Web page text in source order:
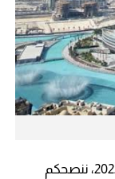
في نهاية مقالنا عن سعر تذكرة برج خليفة 2022، ننصحكم